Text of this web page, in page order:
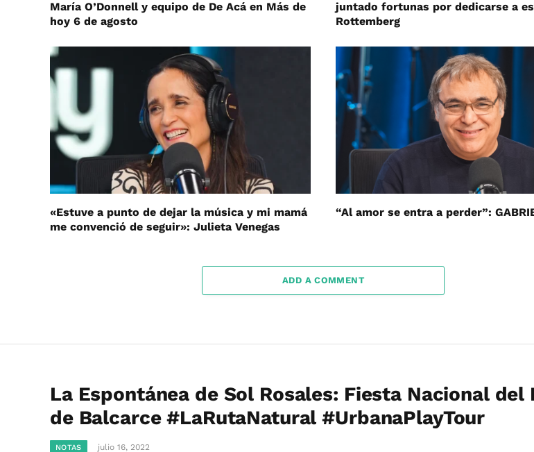
María O’Donnell y equipo de De Acá en Más de
hoy 6 de agosto
juntado fortunas por dedicarse a
Rottemberg
«Estuve a punto de dejar la música y mi mamá
me convenció de seguir»: Julieta Venegas
“Al amor se entra a perder”:
ADD A COMMENT
La Espontánea de Sol Rosales: Fiesta Nacional del
de Balcarce #LaRutaNatural #UrbanaPlayTour
NOTAS julio 16, 2022